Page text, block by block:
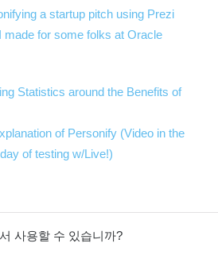
a startup pitch using Prezi
made for some folks at Oracle
Statistics around the Benefits of
of Personify (Video in the
of testing w/Live!)
사용할 수 있습니까?